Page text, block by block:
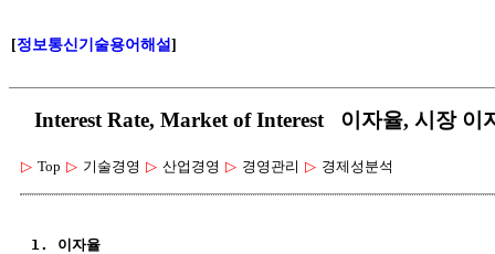
[정보통신기술용어해설]
Interest Rate, Market of Interest 이자율, 시장 이
▷ Top ▷ 기술경영 ▷ 산업경영 ▷ 경영관리 ▷ 경제성분석
1. 이자율